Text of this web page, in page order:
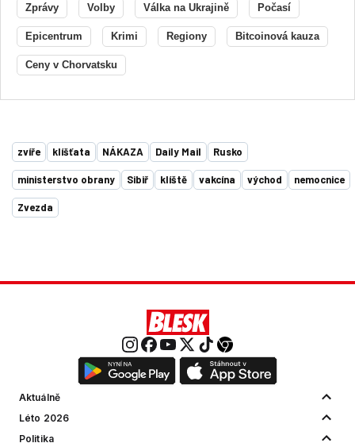
Zprávy Volby Válka na Ukrajině Počasí
Epicentrum Krimi Regiony Bitcoinová kauza
Ceny v Chorvatsku
zvíře klíšťata NÁKAZA Daily Mail Rusko
ministerstvo obrany Sibiř klíště vakcína východ nemocnice
Zvezda
Aktuálně
Léto 2026
Politika